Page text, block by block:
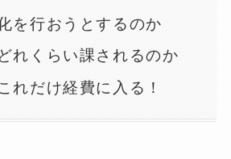
を行おうとするのか
れくらい課されるのか
れだけ経費に入る！